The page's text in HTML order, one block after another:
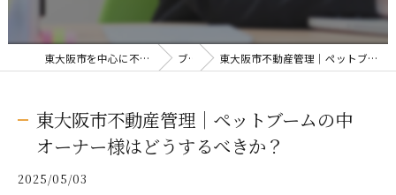
東大阪市を中心に不動産売却なら株式会社Is Life ブログ 東大阪市不動産管理｜ペットブームの中オーナー様はどうするべきか？
東大阪市不動産管理｜ペットブームの中
オーナー様はどうするべきか？
2025/05/03